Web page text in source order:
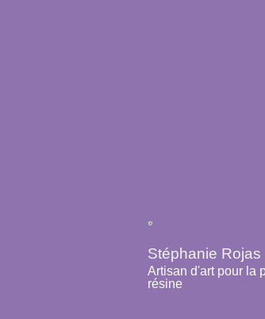
Stéphanie Rojas
Artisan d'art pour la
résine